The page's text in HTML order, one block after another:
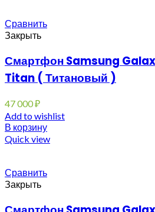
Сравнить
Закрыть
Смартфон Samsung
Titan ( Титановый )
47 000₽
Add to wishlist
В корзину
Quick view
Сравнить
Закрыть